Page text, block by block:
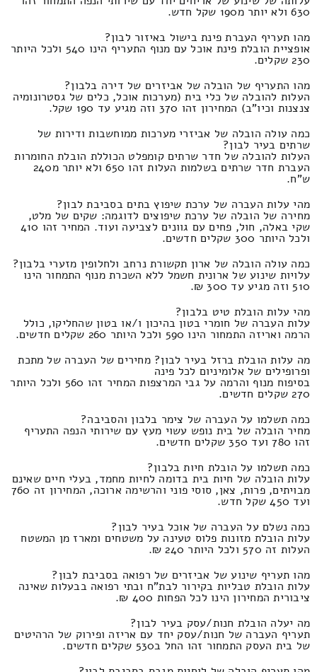
630 ולא יותר מ190 שקל חדש.
מהו תעריף העברת פינת בישול באיזור לבון?
אופציית הובלת פינת אוכל עם מנוף התעריף הינו 540 ולכל היותר
230 שקלים.
מהו התעריף של הובלה של אביזרים של דירה בלבון?
העלות להובלה של כלי בית (מערכות אוכל, כלים של גסטרונומיה
צנצנות וכיו"ב) המחירון זהו 370 וזה מגיע עד 190 שקל.
כמה עולה הובלה של אביזרי מערכות ממוחשבות ודירות של
שרתים בעיר לבון?
העלות להובלה של חדר שרתים קומפלט הכוללת הובלת החומרות
העברת חדר שרתים בשלמות העלות זהו 650 ולא יותר מ240
ש"ח.
מהי עלות העברה של ערכת שיפוץ בתים בסביבת לבון?
מחירה של הובלה של ערכת שיפוצים לדוגמה: שקים של מלט,
שקי באלה, חול, פחים עם גוונים לצביעה ועוד. המחיר זהו 410
ולכל היותר 300 שקלים חדשים.
כמה עולה הובלה של ארון תקשורת נרחב ולחלופין מזערי בלבון?
עלויות שינוע של ארונית חשמל ללא השכרת מנוף התמחור הינו
510 וזה מגיע עד 300 ₪.
מהי עלות הובלת טיט בלבון?
עלות העברה של חומרי בטון בהיכון ו/או בטון שהחליקו, כולל
הרמה ואריזה התמחור הינו 590 ולכל היותר 260 שקלים חדשים.
מה עלות הובלת ברזל בעיר לבון? מחירים של העברה של מתכת
ופרופילים של אלומיניום לכל פינה
בסיפוח מנוף והרמה על גבי המרצפות המחיר זהו 560 ולכל היותר
270 שקלים חדשים.
כמה תשלמו על העברה של צימר בלבון והסביבה?
מחיר הובלה של בית נופש עשוי מעץ עם שירותי הנפה התעריף
זהו 780 ועד 350 שקלים חדשים.
כמה תשלמו על הובלת חיות בלבון?
עלות הובלה של חיות בית בדומה לחיות מחמד, בעלי חיים שאינם
מבויתים, פרות, צאן, סוסי פוני והרשימה ארוכה, המחירון זה 760
ועד 450 שקל חדש.
כמה נשלם על העברה של אוכל בעיר לבון?
עלות הובלת מזונות פלוס טעינה על משטחים ומארז מן המשטח
העלות זה 570 ולכל היותר 240 ₪.
מהו תעריף שינוע של אביזרים של רפואה בסביבת לבון?
עלות הובלת טבליות בקירור לבת"ח ובתי רפואה בבעלות שאינה
ציבורית המחירון הינו לכל הפחות 400 ₪.
מה יעלה הובלת חנות/עסק בעיר לבון?
תעריף העברה של חנות/עסק יחד עם אריזה ופירוק של הרהיטים
של בית העסק התמחור זהו החל ב530 שקלים חדשים.